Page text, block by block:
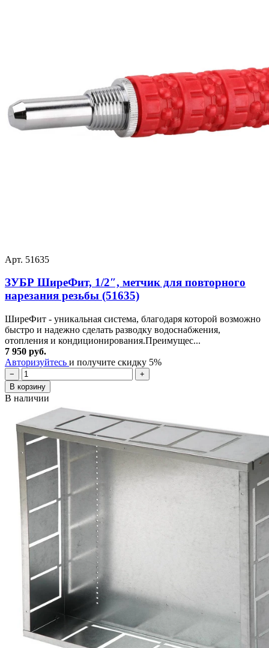
Арт. 51635
ЗУБР ШиреФит, 1/2″, метчик для повторного
нарезания резьбы (51635)
ШиреФит - уникальная система, благодаря которой возможно
быстро и надежно сделать разводку водоснабжения,
отопления и кондиционирования.Преимущес...
7 950 руб.
Авторизуйтесь и получите скидку 5%
−
+
В корзину
В наличии